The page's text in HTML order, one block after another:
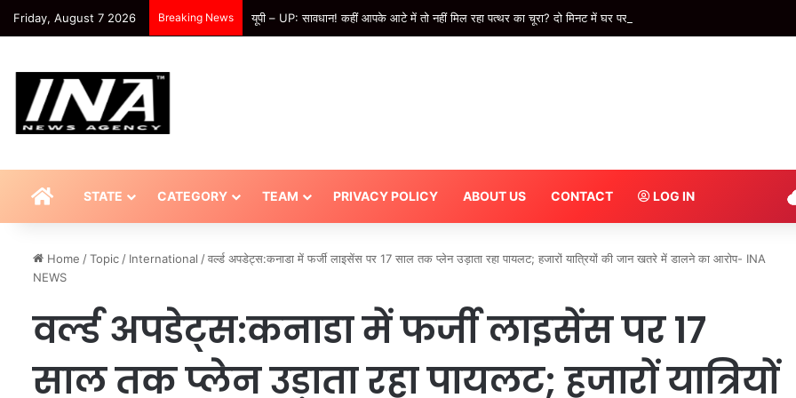
Friday, August 7 2026 Breaking News यूपी – UP: सावधान! कहीं आपके आटे में तो नहीं मिल रहा पत्थर का चूरा? दो मिनट में घर पर ऐसे करें पहचान – INA
HOMESTATE CATEGORY TEAM PRIVACY POLICY ABOUT US CONTACT LOG IN
Home /Topic / International /वर्ल्ड अपडेट्स:कनाडा में फर्जी लाइसेंस पर 17 साल तक प्लेन उड़ाता रहा पायलट; हजारों यात्रियों की जान खतरे में डालने का आरोप- INA
NEWS
वर्ल्ड अपडेट्स:कनाडा में फर्जी लाइसेंस पर 17
साल तक प्लेन उड़ाता रहा पायलट; हजारों यात्रियों